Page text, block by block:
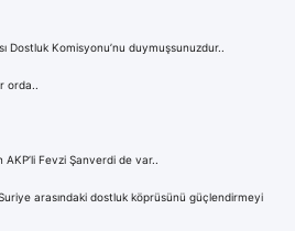
Dostluk Komisyonu’nu duymuşsunuzdur..
orda..
Fevzi Şanverdi de var..
arasındaki dostluk köprüsünü güçlendirmeyi